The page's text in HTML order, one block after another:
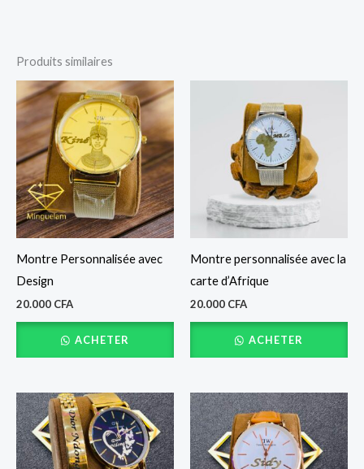
Produits similaires
Montre Personnalisée avec
Design
20.000 CFA
ACHETER
Montre personnalisée avec la
carte d’Afrique
20.000 CFA
ACHETER